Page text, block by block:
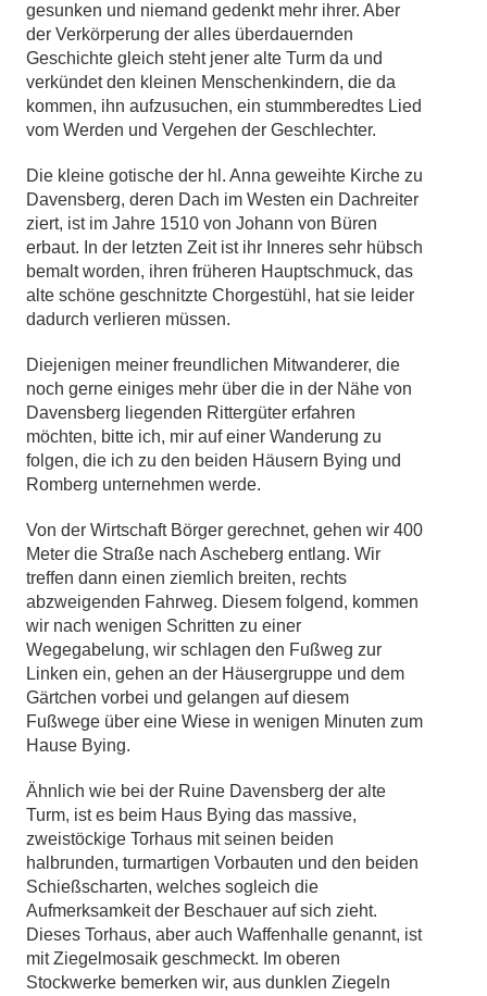
gesunken und niemand gedenkt mehr ihrer. Aber
der Verkörperung der alles überdauernden
Geschichte gleich steht jener alte Turm da und
verkündet den kleinen Menschenkindern, die da
kommen, ihn aufzusuchen, ein stummberedtes Lied
vom Werden und Vergehen der Geschlechter.
Die kleine gotische der hl. Anna geweihte Kirche zu
Davensberg, deren Dach im Westen ein Dachreiter
ziert, ist im Jahre 1510 von Johann von Büren
erbaut. In der letzten Zeit ist ihr Inneres sehr hübsch
bemalt worden, ihren früheren Hauptschmuck, das
alte schöne geschnitzte Chorgestühl, hat sie leider
dadurch verlieren müssen.
Diejenigen meiner freundlichen Mitwanderer, die
noch gerne einiges mehr über die in der Nähe von
Davensberg liegenden Rittergüter erfahren
möchten, bitte ich, mir auf einer Wanderung zu
folgen, die ich zu den beiden Häusern Bying und
Romberg unternehmen werde.
Von der Wirtschaft Börger gerechnet, gehen wir 400
Meter die Straße nach Ascheberg entlang. Wir
treffen dann einen ziemlich breiten, rechts
abzweigenden Fahrweg. Diesem folgend, kommen
wir nach wenigen Schritten zu einer
Wegegabelung, wir schlagen den Fußweg zur
Linken ein, gehen an der Häusergruppe und dem
Gärtchen vorbei und gelangen auf diesem
Fußwege über eine Wiese in wenigen Minuten zum
Hause Bying.
Ähnlich wie bei der Ruine Davensberg der alte
Turm, ist es beim Haus Bying das massive,
zweistöckige Torhaus mit seinen beiden
halbrunden, turmartigen Vorbauten und den beiden
Schießscharten, welches sogleich die
Aufmerksamkeit der Beschauer auf sich zieht.
Dieses Torhaus, aber auch Waffenhalle genannt, ist
mit Ziegelmosaik geschmeckt. Im oberen
Stockwerke bemerken wir, aus dunklen Ziegeln